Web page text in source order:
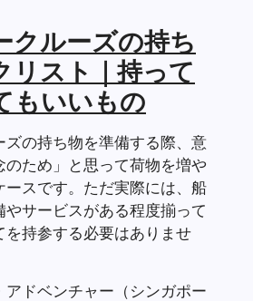
クルーズの持ち
リスト｜持って
もいいもの
ズの持ち物を準備する際、意
のため」と思って荷物を増や
ースです。ただ実際には、船
やサービスがある程度揃って
を持参する必要はありませ
アドベンチャー（シンガポー